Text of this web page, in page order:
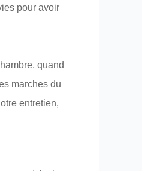
pour avoir
quand
marches du
entretien,